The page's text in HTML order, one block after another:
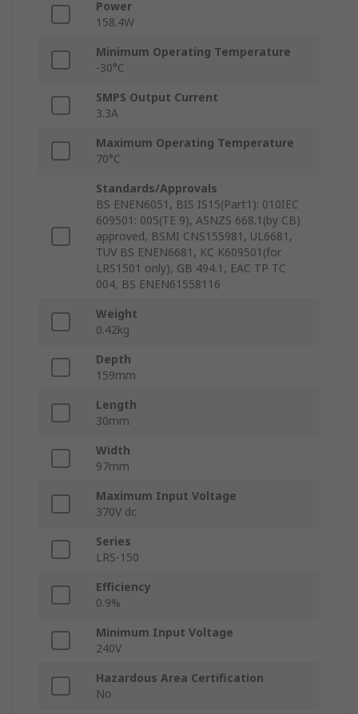
Power
158.4W
Minimum Operating Temperature
-30°C
SMPS Output Current
3.3A
Maximum Operating Temperature
70°C
Standards/Approvals
BS ENEN6051, BIS IS15(Part1): 010IEC
609501: 005(TE 9), ASNZS 668.1(by CB)
approved, BSMI CNS155981, UL6681,
TUV BS ENEN6681, KC K609501(for
LRS1501 only), GB 494.1, EAC TP TC
004, BS ENEN61558116
Weight
0.42kg
Depth
159mm
Length
30mm
Width
97mm
Maximum Input Voltage
370V dc
Series
LRS-150
Efficiency
0.9%
Minimum Input Voltage
240V
Hazardous Area Certification
No